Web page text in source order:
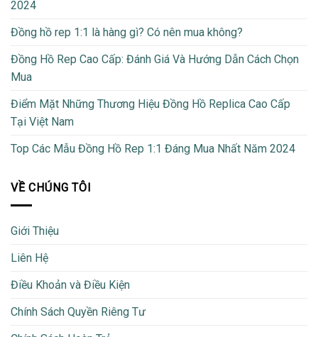
2024
Đồng hồ rep 1:1 là hàng gì? Có nên mua không?
Đồng Hồ Rep Cao Cấp: Đánh Giá Và Hướng Dẫn Cách Chọn
Mua
Điểm Mặt Những Thương Hiệu Đồng Hồ Replica Cao Cấp
Tại Việt Nam
Top Các Mẫu Đồng Hồ Rep 1:1 Đáng Mua Nhất Năm 2024
VỀ CHÚNG TÔI
Giới Thiệu
Liên Hệ
Điều Khoản và Điều Kiện
Chính Sách Quyền Riêng Tư